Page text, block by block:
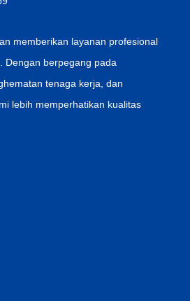
memberikan layanan profesional
Dengan berpegang pada
tenaga kerja, dan
lebih memperhatikan kualitas